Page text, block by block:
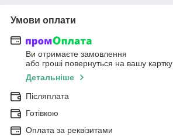
Умови оплати
Ви отримаєте замовлення
або гроші повернуться на вашу картку
Детальніше
Післяплата
Готівкою
Оплата за реквізитами